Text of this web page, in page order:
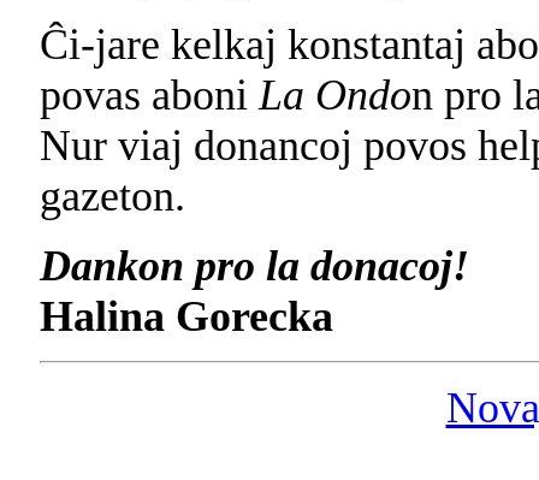
Ĉi-jare kelkaj konstantaj
povas aboni La Ondon pro
Nur viaj donancoj povos
gazeton.
Dankon pro la donacoj!
Halina Gorecka